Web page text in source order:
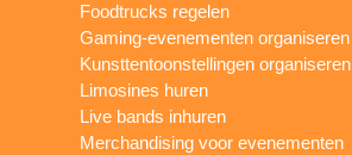
Foodtrucks regelen
Gaming-evenementen organiseren
Kunsttentoonstellingen organiseren
Limosines huren
Live bands inhuren
Merchandising voor evenementen